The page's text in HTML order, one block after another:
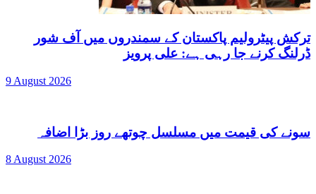
ترکش پیٹرولیم پاکستان کے سمندروں میں آف شور
ڈرلنگ کرنے جا رہی ہے: علی پرویز
9 August 2026
سونے کی قیمت میں مسلسل چوتھے روز بڑا اضافہ
8 August 2026